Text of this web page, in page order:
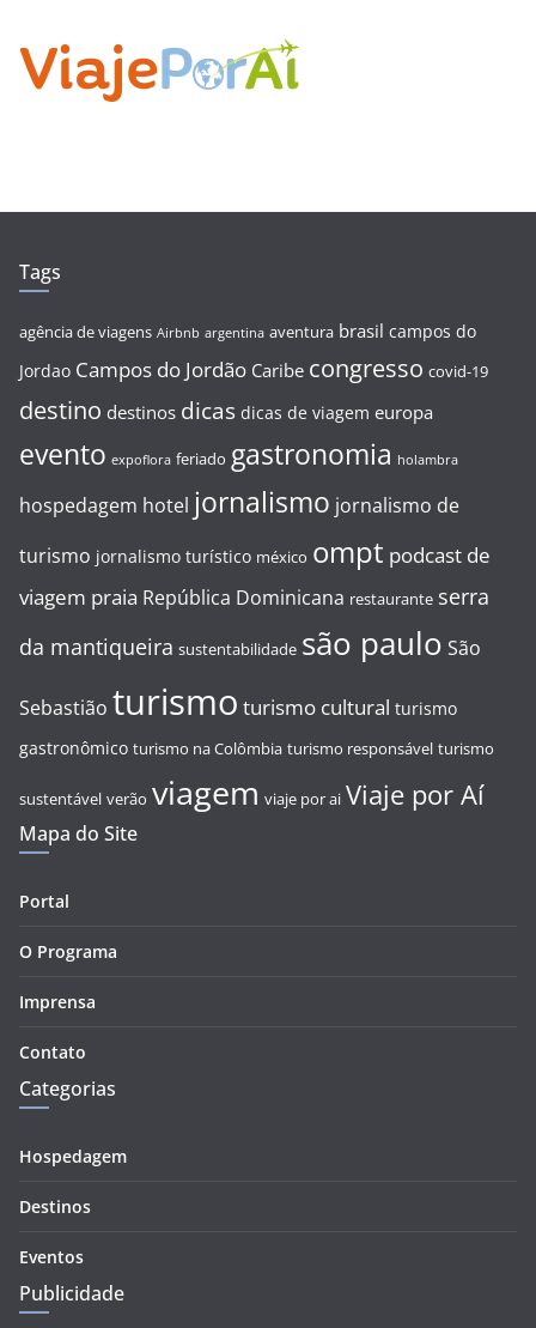
Tags
agência de viagens Airbnb argentina aventura brasil campos do
Jordao Campos do Jordão Caribe congresso covid-19
destino destinos dicas dicas de viagem europa
evento expoflora feriado gastronomia holambra
hospedagem hotel jornalismo jornalismo de
turismo jornalismo turístico méxico ompt podcast de
viagem praia República Dominicana restaurante serra
da mantiqueira sustentabilidade são paulo São
Sebastião turismo turismo cultural turismo
gastronômico turismo na Colômbia turismo responsável turismo
sustentável verão viagem viaje por ai Viaje por Aí
Mapa do Site
Portal
O Programa
Imprensa
Contato
Categorias
Hospedagem
Destinos
Eventos
Publicidade